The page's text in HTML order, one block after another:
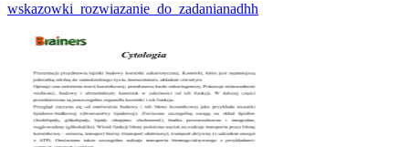
wskazowki_rozwiazanie_do_zadanianadhh